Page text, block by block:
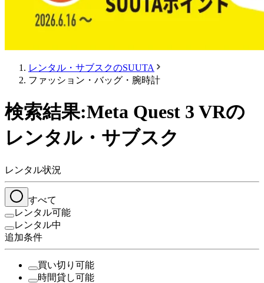
レンタル・サブスクのSUUTA
ファッション・バッグ・腕時計
検索結果:Meta Quest 3 VRの
レンタル・サブスク
レンタル状況
すべて
レンタル可能
レンタル中
追加条件
買い切り可能
時間貸し可能